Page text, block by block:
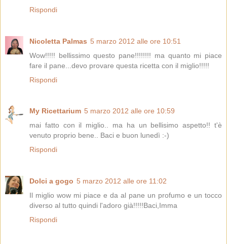
Rispondi
Nicoletta Palmas 5 marzo 2012 alle ore 10:51
Wow!!!!! bellissimo questo pane!!!!!!!! ma quanto mi piace
fare il pane...devo provare questa ricetta con il miglio!!!!!
Rispondi
My Ricettarium 5 marzo 2012 alle ore 10:59
mai fatto con il miglio.. ma ha un bellisimo aspetto!! t'è
venuto proprio bene.. Baci e buon lunedì :-)
Rispondi
Dolci a gogo 5 marzo 2012 alle ore 11:02
Il miglio wow mi piace e da al pane un profumo e un tocco
diverso al tutto quindi l'adoro già!!!!!Baci,Imma
Rispondi